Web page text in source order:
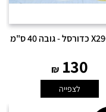
130
₪
לצפייה